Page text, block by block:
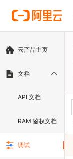
云产品主页
文档
API 文档
RAM 鉴权文档
调试